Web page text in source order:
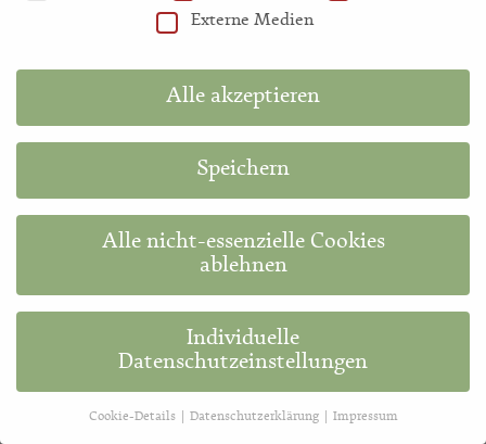
Meine Heilpflanzen –
Treben
32,00€
Ur-Medizin
29,00€
Externe Medien
Alle akzeptieren
Speichern
Alle nicht-essenzielle Cookies
ablehnen
Individuelle
Datenschutzeinstellungen
Cookie-Details Datenschutzerklärung Impressum